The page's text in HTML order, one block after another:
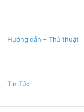
Hướng dẫn – Thủ thuật
Tin Tức